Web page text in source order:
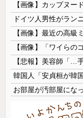
【画像】カップヌー
【画像】最近の高級
【画像】「ワイらの
【悲報】美容師「…
お部屋が汚部屋にな